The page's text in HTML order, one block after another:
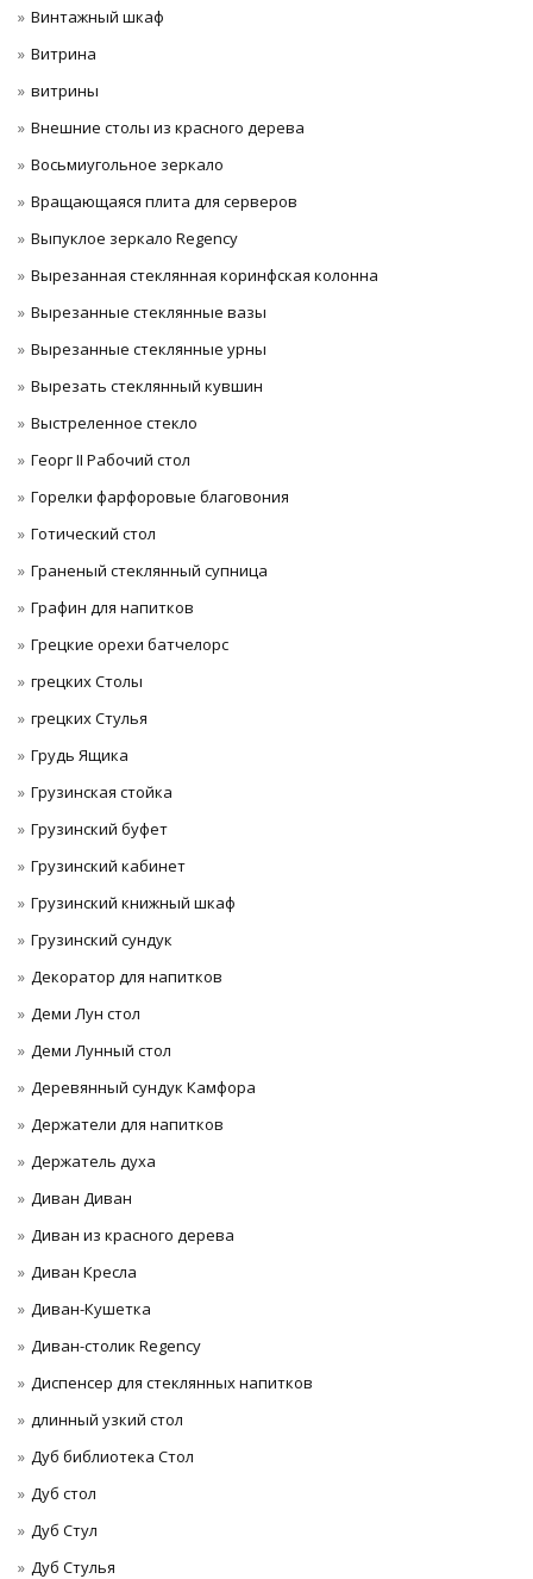
Винтажный шкаф
Витрина
витрины
Внешние столы из красного дерева
Восьмиугольное зеркало
Вращающаяся плита для серверов
Выпуклое зеркало Regency
Вырезанная стеклянная коринфская колонна
Вырезанные стеклянные вазы
Вырезанные стеклянные урны
Вырезать стеклянный кувшин
Выстреленное стекло
Георг II Рабочий стол
Горелки фарфоровые благовония
Готический стол
Граненый стеклянный супница
Графин для напитков
Грецкие орехи батчелорс
грецких Столы
грецких Стулья
Грудь Ящика
Грузинская стойка
Грузинский буфет
Грузинский кабинет
Грузинский книжный шкаф
Грузинский сундук
Декоратор для напитков
Деми Лун стол
Деми Лунный стол
Деревянный сундук Камфора
Держатели для напитков
Держатель духа
Диван Диван
Диван из красного дерева
Диван Кресла
Диван-Кушетка
Диван-столик Regency
Диспенсер для стеклянных напитков
длинный узкий стол
Дуб библиотека Стол
Дуб стол
Дуб Стул
Дуб Стулья